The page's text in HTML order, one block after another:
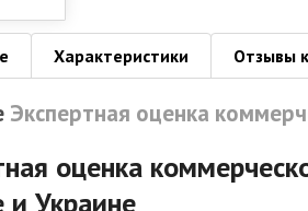
Характеристики Отзывы
Экспертная оценка
оценка
и Украине